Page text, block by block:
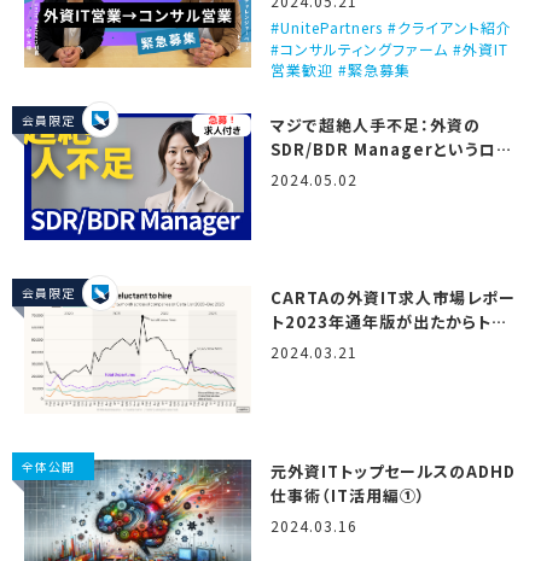
UnitePartners #クライアント紹介
#コンサルティングファーム #外資IT
営業歓迎 #緊急募集
会員限定
マジで超絶人手不足：外資の
SDR/BDR Managerというロー
ル
2024.05.02
会員限定
CARTAの外資IT求人市場レポー
ト2023年通年版が出たからトミ
オが翻訳しつつ解説するで！
2024.03.21
全体公開
元外資ITトップセールスのADHD
仕事術（IT活用編①）
2024.03.16